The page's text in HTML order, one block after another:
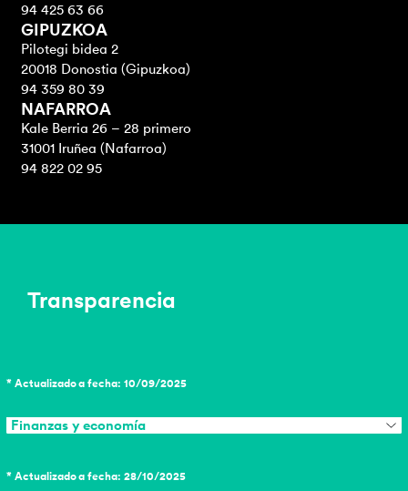
94 425 63 66
GIPUZKOA
Pilotegi bidea 2
20018 Donostia (Gipuzkoa)
94 359 80 39
NAFARROA
Kale Berria 26 – 28 primero
31001 Iruñea (Nafarroa)
94 822 02 95
Transparencia
* Actualizado a fecha: 10/09/2025
Finanzas y economía
* Actualizado a fecha: 28/10/2025